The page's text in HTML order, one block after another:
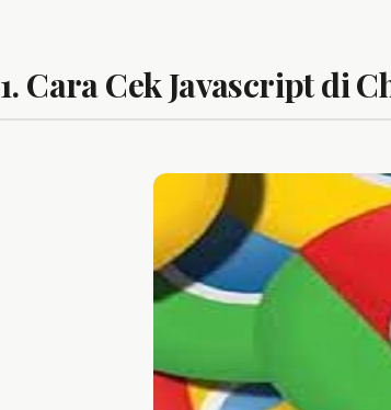
1. Cara Cek Javascript di